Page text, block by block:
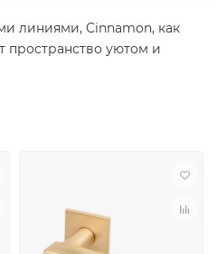
линиями, Cinnamon, как
пространство уютом и